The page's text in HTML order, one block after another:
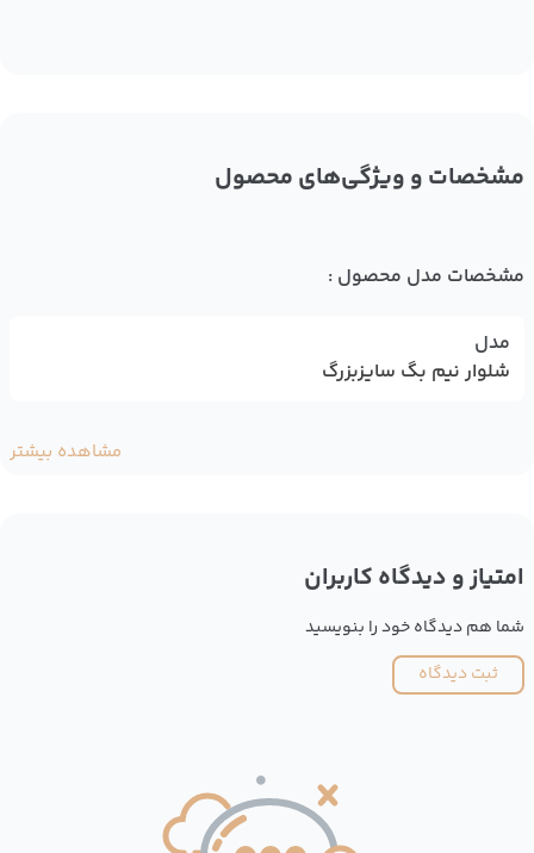
مشخصات و ویژگی‌های محصول
مشخصات مدل محصول :
مدل
شلوار نیم بگ سایزبزرگ
مشاهده بیشتر
امتیاز و دیدگاه کاربران
شما هم دیدگاه خود را بنویسید
ثبت دیدگاه